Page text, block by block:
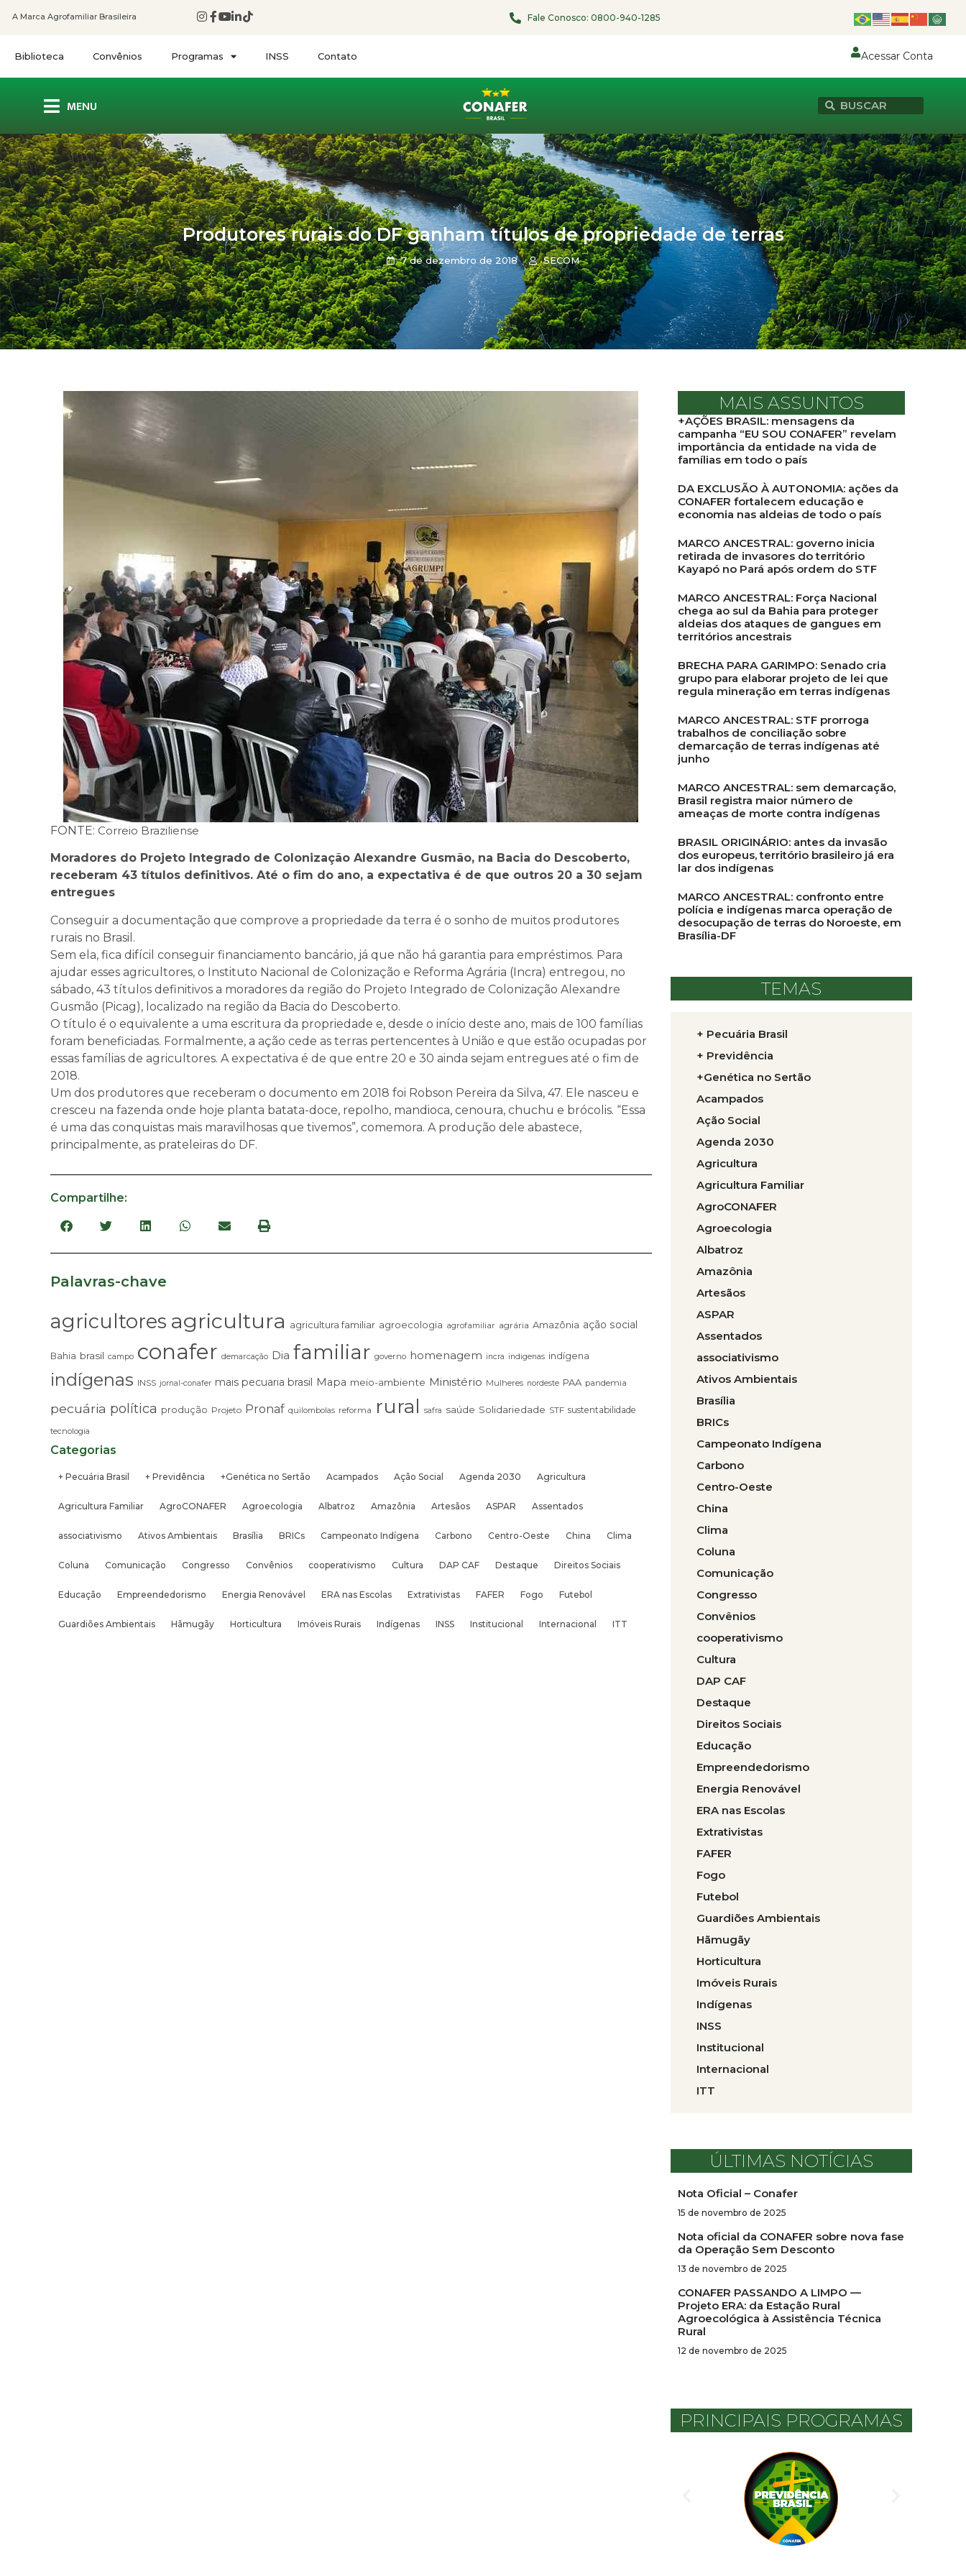
A Marca Agrofamiliar Brasileira Fale Conosco: 0800-940-1285
Biblioteca Convênios Programas INSS Contato Acessar Conta
MENU
Produtores rurais do DF ganham títulos de propriedade de terras
7 de dezembro de 2018 SECOM
FONTE: Correio Braziliense
Moradores do Projeto Integrado de Colonização Alexandre Gusmão, na Bacia do Descoberto,
receberam 43 títulos definitivos. Até o fim do ano, a expectativa é de que outros 20 a 30 sejam
entregues
Conseguir a documentação que comprove a propriedade da terra é o sonho de muitos produtores
rurais no Brasil.
Sem ela, fica difícil conseguir financiamento bancário, já que não há garantia para empréstimos. Para
ajudar esses agricultores, o Instituto Nacional de Colonização e Reforma Agrária (Incra) entregou, no
sábado, 43 títulos definitivos a moradores da região do Projeto Integrado de Colonização Alexandre
Gusmão (Picag), localizado na região da Bacia do Descoberto.
O título é o equivalente a uma escritura da propriedade e, desde o início deste ano, mais de 100 famílias
foram beneficiadas. Formalmente, a ação cede as terras pertencentes à União e que estão ocupadas por
essas famílias de agricultores. A expectativa é de que entre 20 e 30 ainda sejam entregues até o fim de
2018.
Um dos produtores que receberam o documento em 2018 foi Robson Pereira da Silva, 47. Ele nasceu e
cresceu na fazenda onde hoje planta batata-doce, repolho, mandioca, cenoura, chuchu e brócolis. “Essa
é uma das conquistas mais maravilhosas que tivemos”, comemora. A produção dele abastece,
principalmente, as prateleiras do DF.
Compartilhe:
Palavras-chave
agricultores agricultura agricultura familiar agroecologia agrofamiliar agrária Amazônia ação social
Bahia brasil campo conafer demarcação Dia familiar governo homenagem incra indigenas indígena
indígenas INSS jornal-conafer mais pecuaria brasil Mapa meio-ambiente Ministério Mulheres nordeste PAA pandemia
pecuária política produção Projeto Pronaf quilombolas reforma rural safra saúde Solidariedade STF sustentabilidade
tecnologia
Categorias
+ Pecuária Brasil + Previdência +Genética no Sertão Acampados Ação Social Agenda 2030 Agricultura
Agricultura Familiar AgroCONAFER Agroecologia Albatroz Amazônia Artesãos ASPAR Assentados
associativismo Ativos Ambientais Brasília BRICs Campeonato Indígena Carbono Centro-Oeste China Clima
Coluna Comunicação Congresso Convênios cooperativismo Cultura DAP CAF Destaque Direitos Sociais
Educação Empreendedorismo Energia Renovável ERA nas Escolas Extrativistas FAFER Fogo Futebol
Guardiões Ambientais Hãmugãy Horticultura Imóveis Rurais Indígenas INSS Institucional Internacional ITT
MAIS ASSUNTOS
+AÇÕES BRASIL: mensagens da
campanha “EU SOU CONAFER” revelam
importância da entidade na vida de
famílias em todo o país
DA EXCLUSÃO À AUTONOMIA: ações da
CONAFER fortalecem educação e
economia nas aldeias de todo o país
MARCO ANCESTRAL: governo inicia
retirada de invasores do território
Kayapó no Pará após ordem do STF
MARCO ANCESTRAL: Força Nacional
chega ao sul da Bahia para proteger
aldeias dos ataques de gangues em
territórios ancestrais
BRECHA PARA GARIMPO: Senado cria
grupo para elaborar projeto de lei que
regula mineração em terras indígenas
MARCO ANCESTRAL: STF prorroga
trabalhos de conciliação sobre
demarcação de terras indígenas até
junho
MARCO ANCESTRAL: sem demarcação,
Brasil registra maior número de
ameaças de morte contra indígenas
BRASIL ORIGINÁRIO: antes da invasão
dos europeus, território brasileiro já era
lar dos indígenas
MARCO ANCESTRAL: confronto entre
polícia e indígenas marca operação de
desocupação de terras do Noroeste, em
Brasília-DF
TEMAS
+ Pecuária Brasil
+ Previdência
+Genética no Sertão
Acampados
Ação Social
Agenda 2030
Agricultura
Agricultura Familiar
AgroCONAFER
Agroecologia
Albatroz
Amazônia
Artesãos
ASPAR
Assentados
associativismo
Ativos Ambientais
Brasília
BRICs
Campeonato Indígena
Carbono
Centro-Oeste
China
Clima
Coluna
Comunicação
Congresso
Convênios
cooperativismo
Cultura
DAP CAF
Destaque
Direitos Sociais
Educação
Empreendedorismo
Energia Renovável
ERA nas Escolas
Extrativistas
FAFER
Fogo
Futebol
Guardiões Ambientais
Hãmugãy
Horticultura
Imóveis Rurais
Indígenas
INSS
Institucional
Internacional
ITT
ÚLTIMAS NOTÍCIAS
Nota Oficial – Conafer
15 de novembro de 2025
Nota oficial da CONAFER sobre nova fase
da Operação Sem Desconto
13 de novembro de 2025
CONAFER PASSANDO A LIMPO —
Projeto ERA: da Estação Rural
Agroecológica à Assistência Técnica
Rural
12 de novembro de 2025
PRINCIPAIS PROGRAMAS